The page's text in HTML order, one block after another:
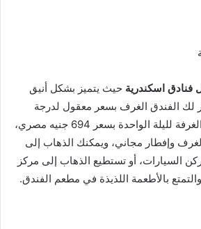
فنادق اسكندرية حيث يتميز بشكل أنيق
لك الفندق الغرف بسعر معقول لدرجة
كبيرة، فيمكنك استأجر الغرفة لليلة الواحدة بسعر 694 جنيه مصري،
وإفطار مجاني، ويمكنك الذهاب إلى
السيارات، أو تستطيع الذهاب إلى مركز
والتمتع بالأطعمة اللذيذة في مطعم الفندق.